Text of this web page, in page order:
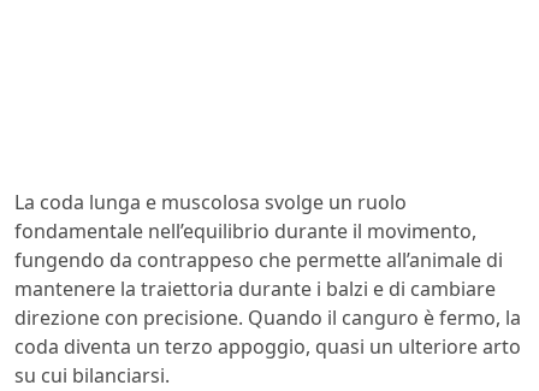
La coda lunga e muscolosa svolge un ruolo
fondamentale nell’equilibrio durante il movimento,
fungendo da contrappeso che permette all’animale di
mantenere la traiettoria durante i balzi e di cambiare
direzione con precisione. Quando il canguro è fermo, la
coda diventa un terzo appoggio, quasi un ulteriore arto
su cui bilanciarsi.